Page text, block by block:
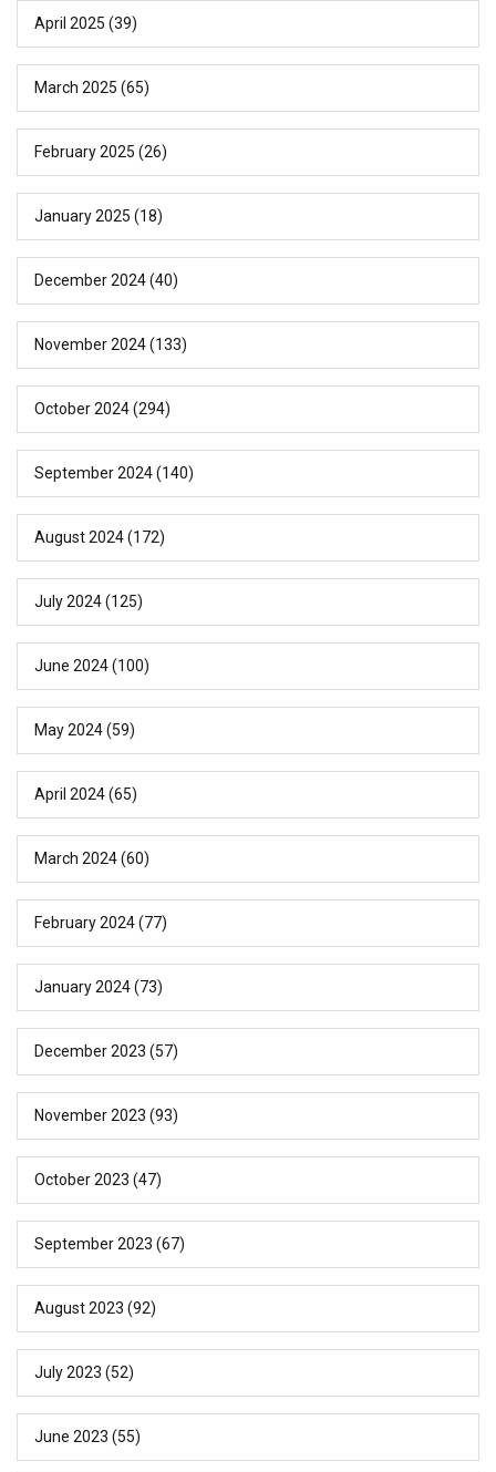
April 2025 (39)
March 2025 (65)
February 2025 (26)
January 2025 (18)
December 2024(40)
November 2024(133)
October 2024(294)
September 2024(140)
August 2024(172)
July 2024(125)
June 2024(100)
May 2024(59)
April 2024(65)
March 2024(60)
February 2024(77)
January 2024(73)
December 2023 (57)
November 2023 (93)
October 2023 (47)
September 2023 (67)
August 2023 (92)
July 2023 (52)
June 2023 (55)